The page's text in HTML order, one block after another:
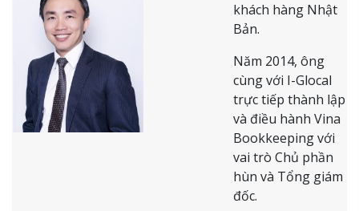
khách hàng Nhật
Bản.
Năm 2014, ông
cùng với I-Glocal
trực tiếp thành lập
và điều hành Vina
Bookkeeping với
vai trò Chủ phần
hùn và Tổng giám
đốc.